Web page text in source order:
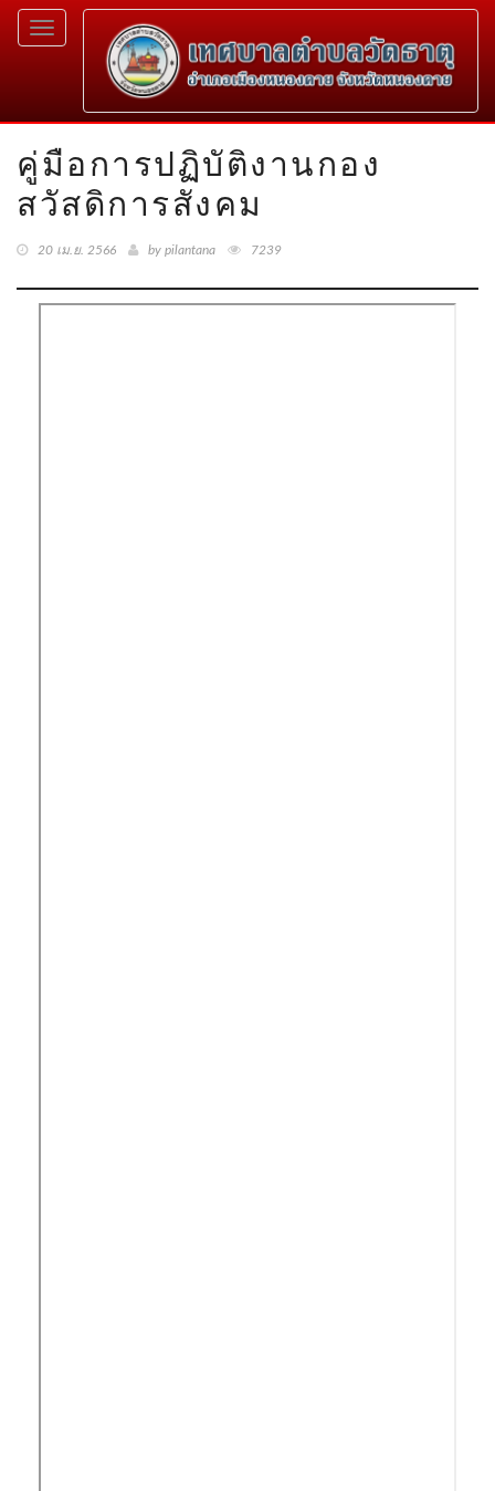
Toggle
navigation
คู่มือการปฏิบัติงานกอง
สวัสดิการสังคม
20 เม.ย. 2566 by pilantana 7239